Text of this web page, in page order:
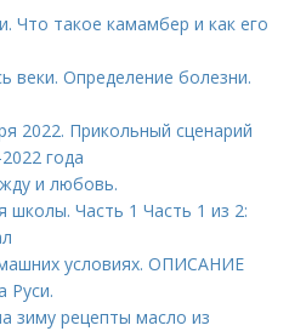
Что такое камамбер и как его
веки. Определение болезни.
2022. Прикольный сценарий
года
и любовь.
школы. Часть 1 Часть 1 из 2:
условиях. ОПИСАНИЕ
Руси.
зиму рецепты масло из